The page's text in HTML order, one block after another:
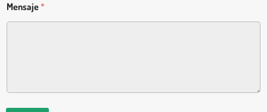
Mensaje*